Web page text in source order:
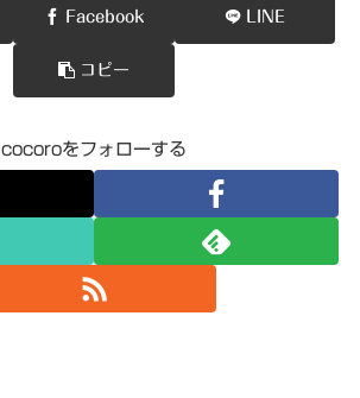
Facebook LINE
コピー
cocoroをフォローする